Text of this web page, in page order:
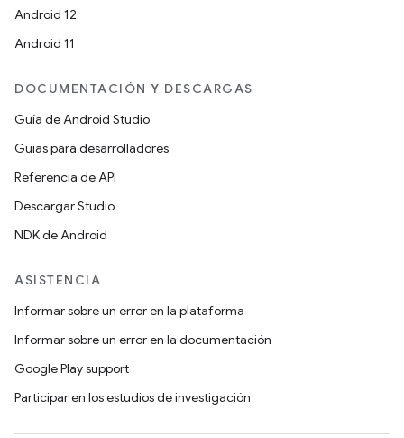
Android 12
Android 11
DOCUMENTACIÓN Y DESCARGAS
Guía de Android Studio
Guías para desarrolladores
Referencia de API
Descargar Studio
NDK de Android
ASISTENCIA
Informar sobre un error en la plataforma
Informar sobre un error en la documentación
Google Play support
Participar en los estudios de investigación